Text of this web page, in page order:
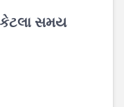
સમય